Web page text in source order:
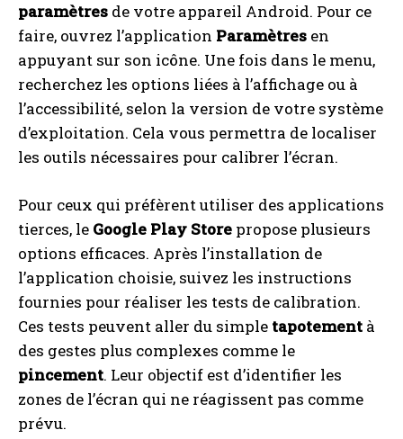
paramètres de votre appareil Android. Pour ce
faire, ouvrez l’application Paramètres en
appuyant sur son icône. Une fois dans le menu,
recherchez les options liées à l’affichage ou à
l’accessibilité, selon la version de votre système
d’exploitation. Cela vous permettra de localiser
les outils nécessaires pour calibrer l’écran.
Pour ceux qui préfèrent utiliser des applications
tierces, le Google Play Store propose plusieurs
options efficaces. Après l’installation de
l’application choisie, suivez les instructions
fournies pour réaliser les tests de calibration.
Ces tests peuvent aller du simple tapotement à
des gestes plus complexes comme le
pincement. Leur objectif est d’identifier les
zones de l’écran qui ne réagissent pas comme
prévu.